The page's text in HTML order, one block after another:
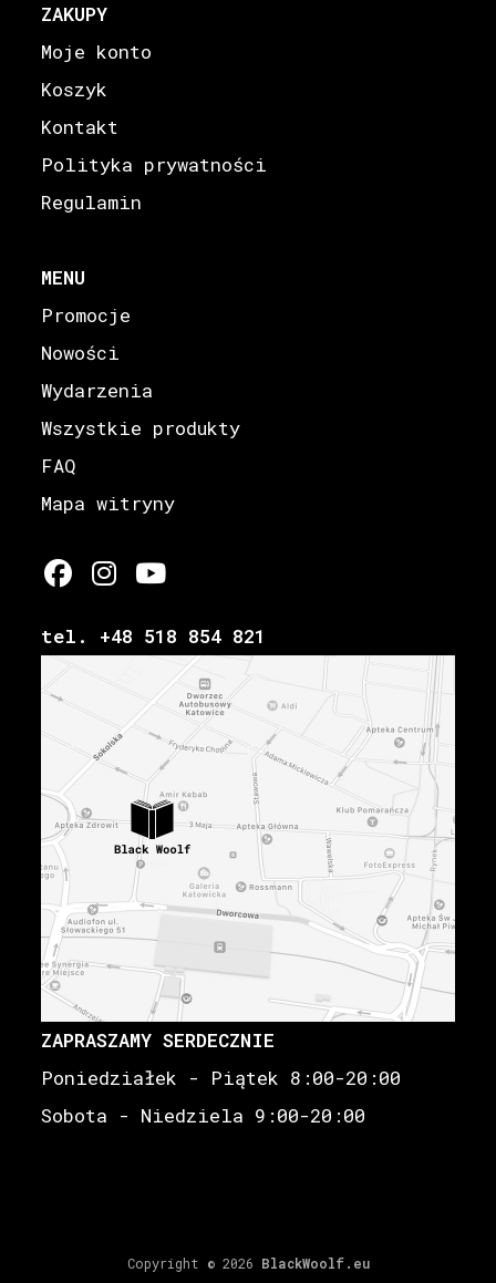
ZAKUPY
Moje konto
Koszyk
Kontakt
Polityka prywatności
Regulamin
MENU
Promocje
Nowości
Wydarzenia
Wszystkie produkty
FAQ
Mapa witryny
tel. +48 518 854 821
ZAPRASZAMY SERDECZNIE
Poniedziałek - Piątek 8:00-20:00
Sobota - Niedziela 9:00-20:00
Copyright © 2026 BlackWoolf.eu